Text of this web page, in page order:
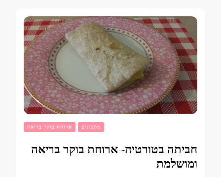
ארוחת בוקר בריאה מתכונים
חביתה בטורטיה- ארוחת בוקר בריאה
ומושלמת